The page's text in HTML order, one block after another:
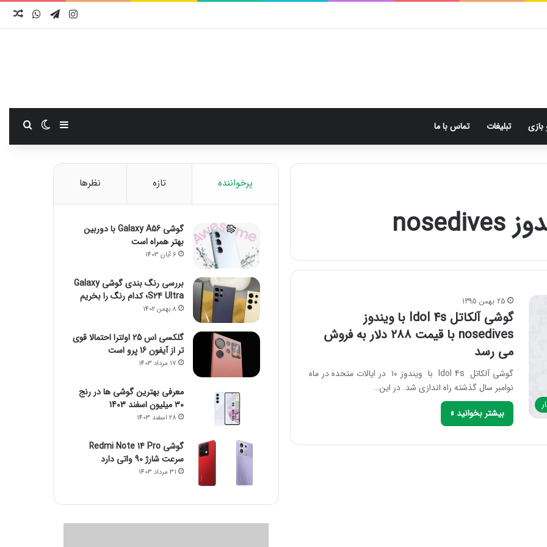
اینستاگرام
تلگرام واتس
بازی تبلیغات تماس با ما سایدبارتغییر
25 بهمن 1395
گوشی آلکاتل Idol 4s با ویندوز
nosedives با قیمت ۲۸۸ دلار به فروش
می رسد
گوشی آلکاتل Idol 4s با ویندوز ۱۰ در ایالات متحده در ماه
نوامبر سال گذشته راه اندازی شد. در این…
بیشتر بخوانید »
پرخواننده تازه نظرها
گوشی Galaxy A56 با دوربین
بهتر همراه است
6 آبان 1403
بررسی رنگ بندی گوشی Galaxy
S24 Ultra؛ کدام رنگ را بخریم
8 بهمن 1402
گلکسی اس 25 اولترا احتمالا قوی
تر از آیفون 16 پرو است
17 مرداد 1403
معرفی بهترین گوشی ها در رنج
۳۰ میلیون اسفند 1403
28 اسفند 1403
گوشی Redmi Note 14 Pro
سرعت شارژ 90 واتی دارد
31 مرداد 1403